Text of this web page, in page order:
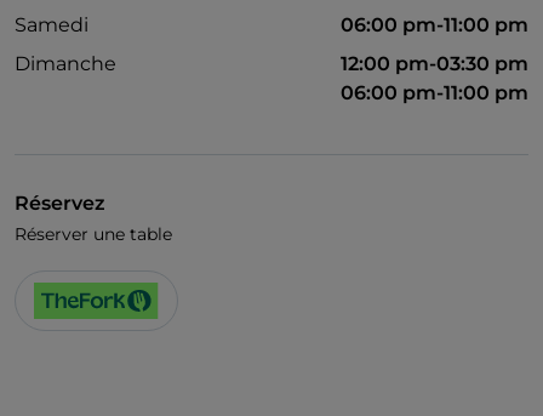
Samedi
06:00 pm-11:00 pm
Dimanche
12:00 pm-03:30 pm
06:00 pm-11:00 pm
Réservez
Réserver une table